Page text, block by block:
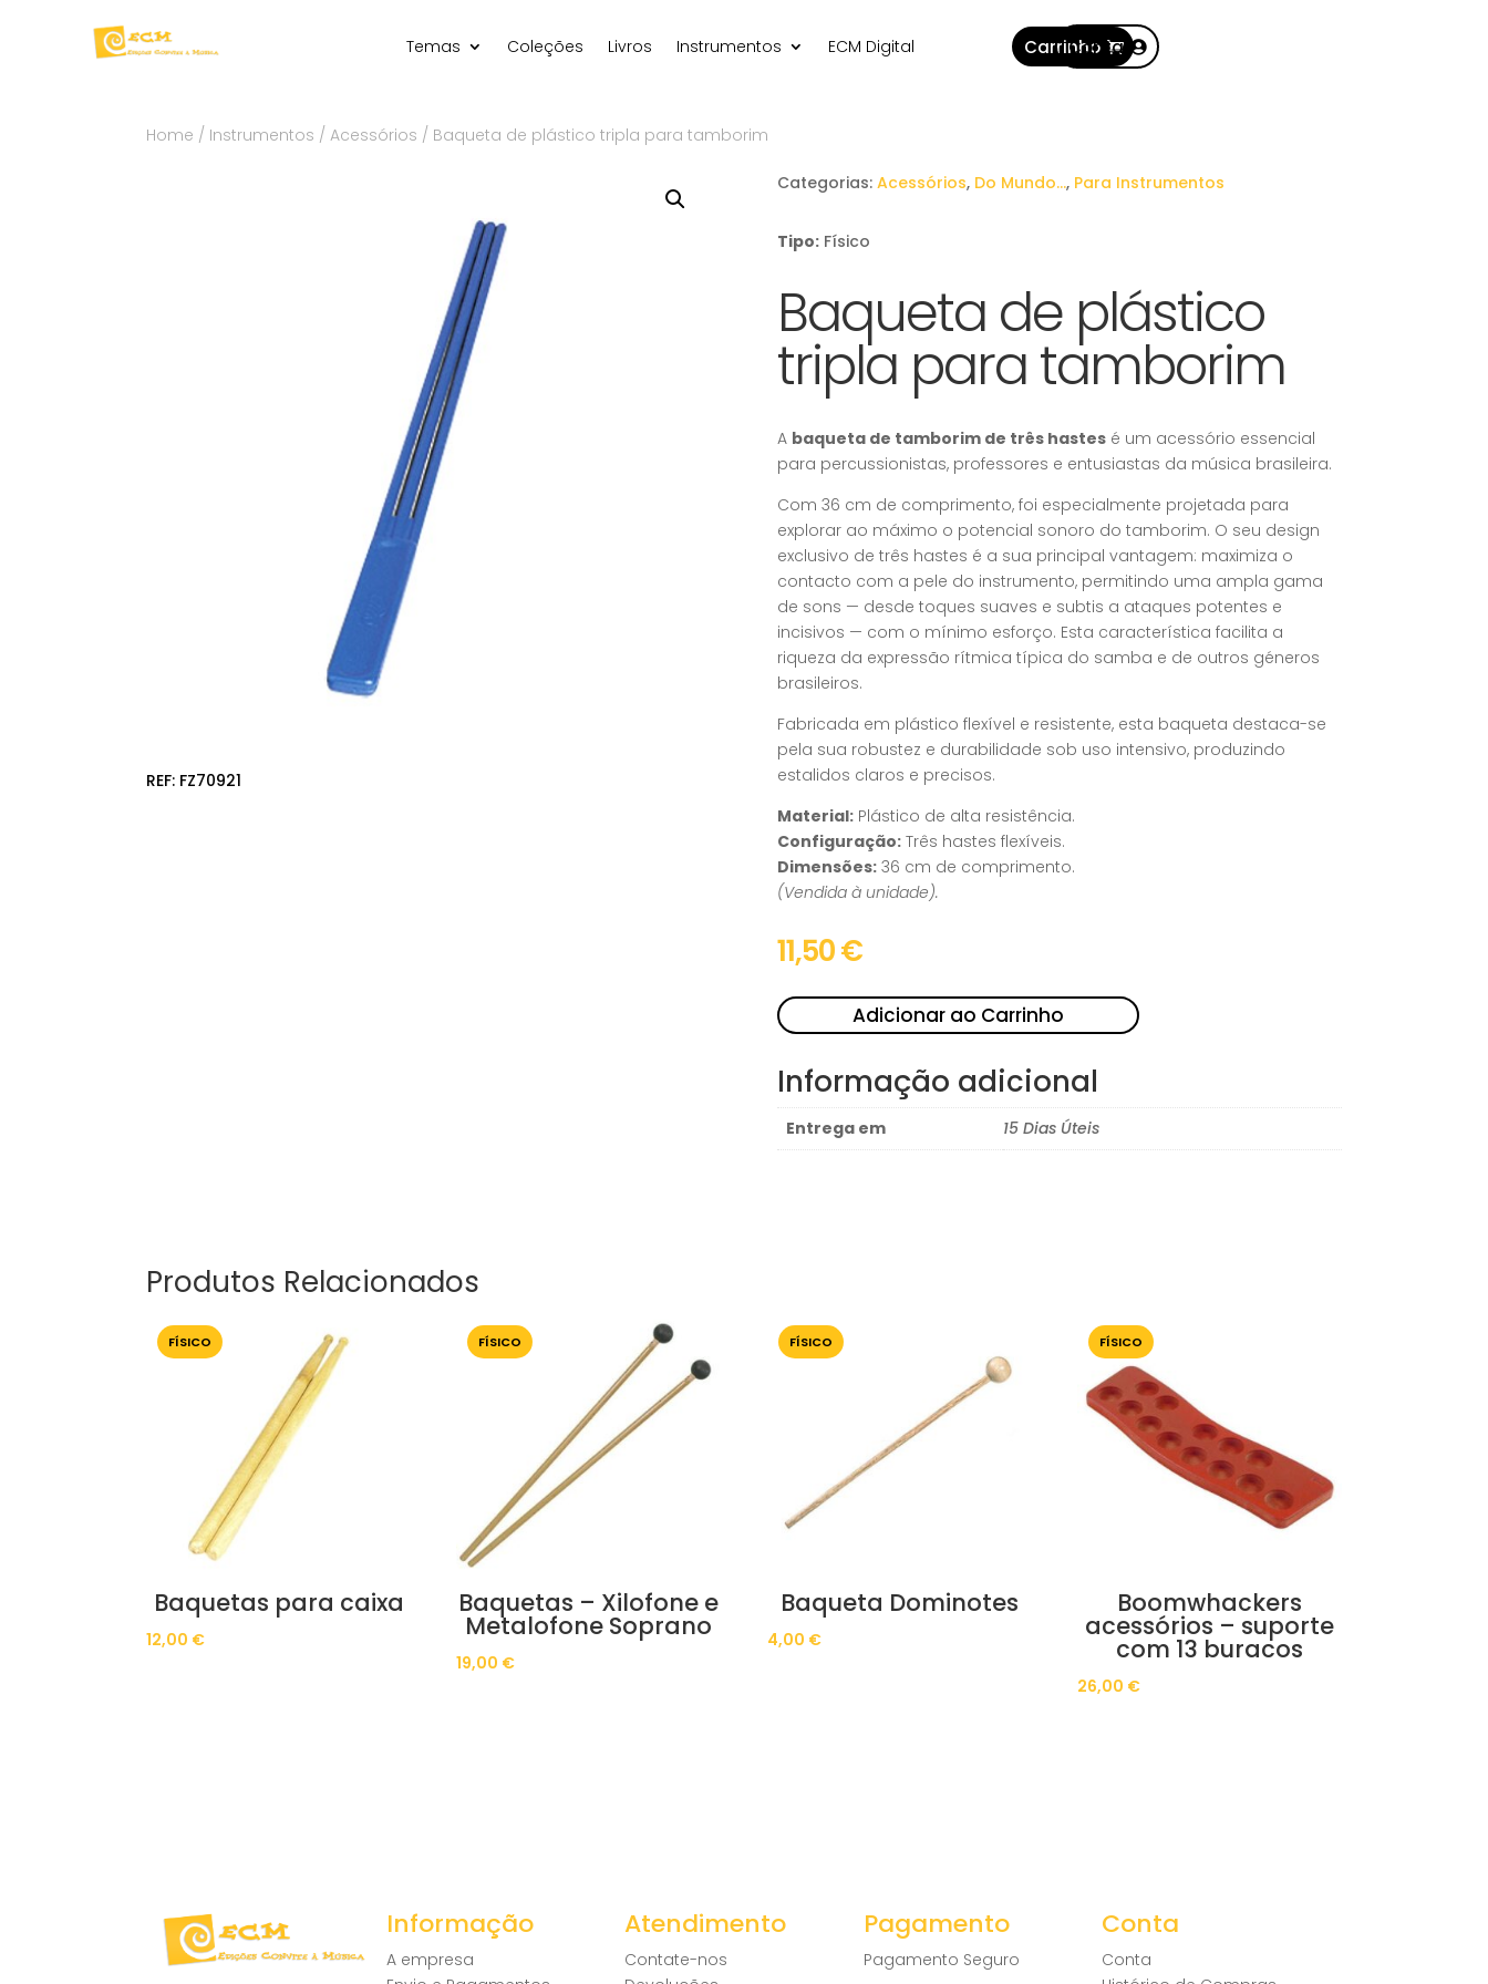
Temas Coleções Livros Instrumentos ECM Digital Carrinho
Conta
Home / Instrumentos / Acessórios / Baqueta de plástico tripla para tamborim
REF: FZ70921
Categorias: Acessórios, Do Mundo…, Para Instrumentos
Tipo: Físico
Baqueta de plástico
tripla para tamborim
A baqueta de tamborim de três hastesé um acessório essencial
para percussionistas, professores e entusiastas da música brasileira.
Com 36 cm de comprimento, foi especialmente projetada para
explorar ao máximo o potencial sonoro do tamborim. O seu design
exclusivo de três hastes é a sua principal vantagem: maximiza o
contacto com a pele do instrumento, permitindo uma ampla gama
de sons — desde toques suaves e subtis a ataques potentes e
incisivos — com o mínimo esforço. Esta característica facilita a
riqueza da expressão rítmica típica do samba e de outros géneros
brasileiros.
Fabricada em plástico flexível e resistente, esta baqueta destaca-se
pela sua robustez e durabilidade sob uso intensivo, produzindo
estalidos claros e precisos.
Material:Plástico de alta resistência.
Configuração:Três hastes flexíveis.
Dimensões:36 cm de comprimento.
(Vendida à unidade).
11,50€
Adicionar ao Carrinho
Informação adicional
Entrega em 15 Dias Úteis
Produtos Relacionados
FÍSICO
Baquetas para caixa
12,00 €
FÍSICO
Baquetas – Xilofone e
Metalofone Soprano
19,00 €
FÍSICO
Baqueta Dominotes
4,00 €
FÍSICO
Boomwhackers
acessórios – suporte
com 13 buracos
26,00 €
Informação
A empresa
Atendimento
Contate-nos
Pagamento
Pagamento Seguro
Conta
Conta